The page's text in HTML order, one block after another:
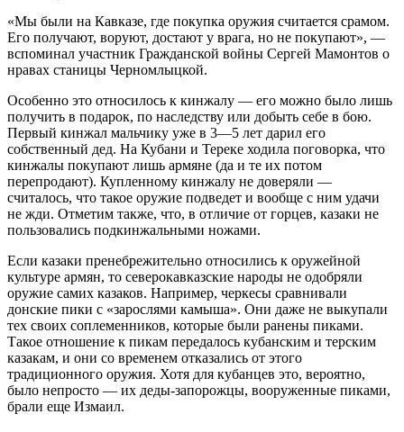
«Мы были на Кавказе, где покупка оружия считается срамом.
Его получают, воруют, достают у врага, но не покупают», —
вспоминал участник Гражданской войны Сергей Мамонтов о
нравах станицы Черномлыцкой.
Особенно это относилось к кинжалу — его можно было лишь
получить в подарок, по наследству или добыть себе в бою.
Первый кинжал мальчику уже в 3—5 лет дарил его
собственный дед. На Кубани и Тереке ходила поговорка, что
кинжалы покупают лишь армяне (да и те их потом
перепродают). Купленному кинжалу не доверяли —
считалось, что такое оружие подведет и вообще с ним удачи
не жди. Отметим также, что, в отличие от горцев, казаки не
пользовались подкинжальными ножами.
Если казаки пренебрежительно относились к оружейной
культуре армян, то северокавказские народы не одобряли
оружие самих казаков. Например, черкесы сравнивали
донские пики с «зарослями камыша». Они даже не выкупали
тех своих соплеменников, которые были ранены пиками.
Такое отношение к пикам передалось кубанским и терским
казакам, и они со временем отказались от этого
традиционного оружия. Хотя для кубанцев это, вероятно,
было непросто — их деды-запорожцы, вооруженные пиками,
брали еще Измаил.